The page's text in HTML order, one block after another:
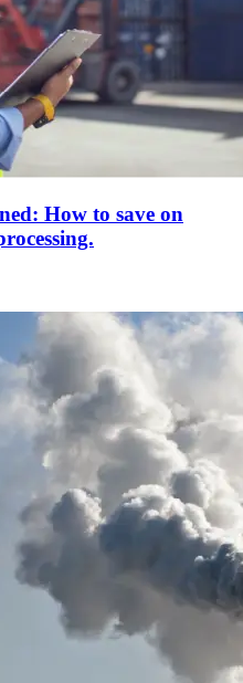
How to save on